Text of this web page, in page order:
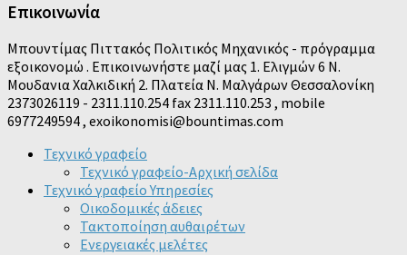
Επικοινωνία
Μπουντίμας Πιττακός Πολιτικός Μηχανικός - πρόγραμμα
εξοικονομώ . Επικοινωνήστε μαζί μας 1. Ελιγμών 6 Ν.
Μουδανια Χαλκιδική 2. Πλατεία Ν. Μαλγάρων Θεσσαλονίκη
2373026119 - 2311.110.254 fax 2311.110.253 , mobile
6977249594 , exoikonomisi@bountimas.com
Τεχνικό γραφείο
Τεχνικό γραφείο-Αρχική σελίδα
Τεχνικό γραφείο Υπηρεσίες
Οικοδομικές άδειες
Τακτοποίηση αυθαιρέτων
Ενεργειακές μελέτες